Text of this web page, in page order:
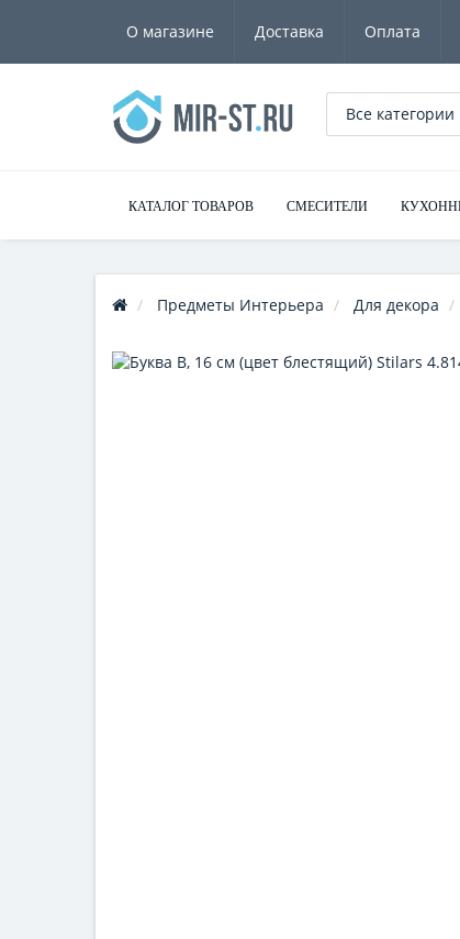
О магазине Доставка Оплата
Все категории
КАТАЛОГ ТОВАРОВ СМЕСИТЕЛИ
Предметы Интерьера Для декора